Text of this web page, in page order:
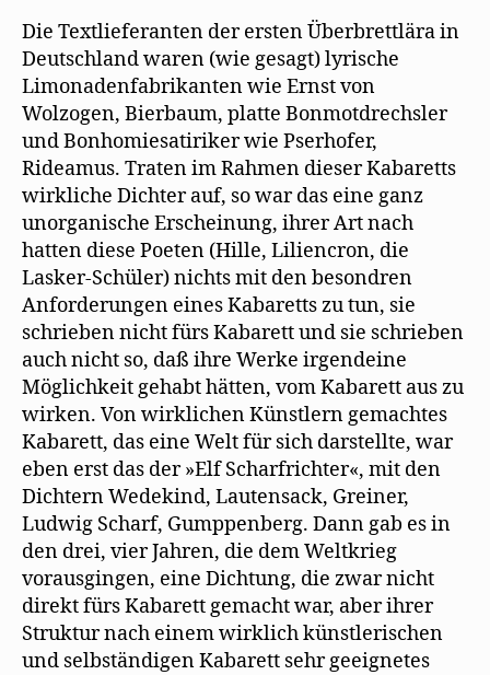
e
m
F
e
n
s
t
e
r
g
e
f
n
e
t
)
Neiße
stellt
Kabarettdichter
und
vor
Die Textlieferanten der ersten Überbrettlära in
Deutschland waren (wie gesagt) lyrische
Limonadenfabrikanten wie Ernst von
Wolzogen, Bierbaum, platte Bonmotdrechsler
und Bonhomiesatiriker wie Pserhofer,
Rideamus. Traten im Rahmen dieser Kabaretts
wirkliche Dichter auf, so war das eine ganz
unorganische Erscheinung, ihrer Art nach
hatten diese Poeten (Hille, Liliencron, die
Lasker-Schüler) nichts mit den besondren
Anforderungen eines Kabaretts zu tun, sie
schrieben nicht fürs Kabarett und sie schrieben
auch nicht so, daß ihre Werke irgendeine
Möglichkeit gehabt hätten, vom Kabarett aus zu
wirken. Von wirklichen Künstlern gemachtes
Kabarett, das eine Welt für sich darstellte, war
eben erst das der »Elf Scharfrichter«, mit den
Dichtern Wedekind, Lautensack, Greiner,
Ludwig Scharf, Gumppenberg. Dann gab es in
den drei, vier Jahren, die dem Weltkrieg
vorausgingen, eine Dichtung, die zwar nicht
direkt fürs Kabarett gemacht war, aber ihrer
Struktur nach einem wirklich künstlerischen
und selbständigen Kabarett sehr geeignetes